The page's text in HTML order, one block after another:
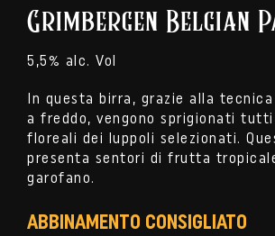
Grimbergen Belgian
5,5% alc. Vol
In questa birra, grazie alla
a freddo, vengono sprigionati
floreali dei luppoli selezionati.
presenta sentori di frutta
garofano.
ABBINAMENTO CONSIGLIATO